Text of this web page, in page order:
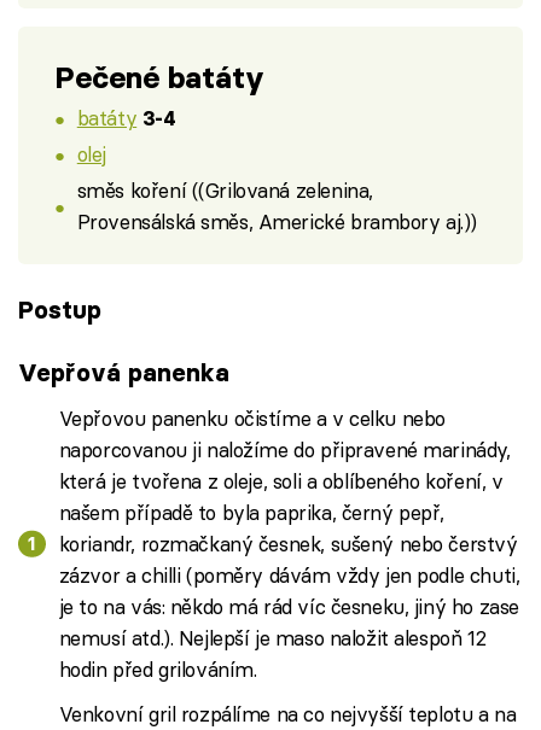
Pečené batáty
batáty 3-4
olej
směs koření ((Grilovaná zelenina,
Provensálská směs, Americké brambory aj.))
Postup
Vepřová panenka
Vepřovou panenku očistíme a v celku nebo
naporcovanou ji naložíme do připravené marinády,
která je tvořena z oleje, soli a oblíbeného koření, v
našem případě to byla paprika, černý pepř,
koriandr, rozmačkaný česnek, sušený nebo čerstvý
zázvor a chilli (poměry dávám vždy jen podle chuti,
je to na vás: někdo má rád víc česneku, jiný ho zase
nemusí atd.). Nejlepší je maso naložit alespoň 12
hodin před grilováním.
Venkovní gril rozpálíme na co nejvyšší teplotu a na